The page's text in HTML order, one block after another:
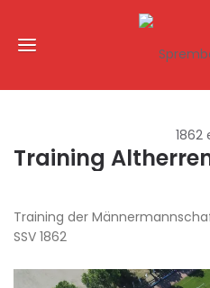
Training
Training der
SSV 1862